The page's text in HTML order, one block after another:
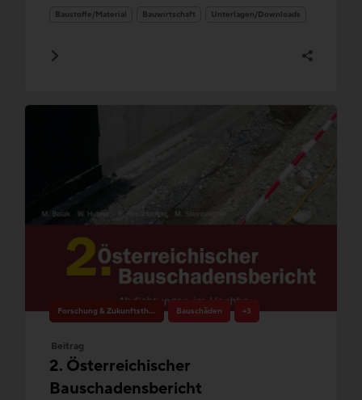
Baustoffe/Material Bauwirtschaft Unterlagen/Downloads
Forschung & Zukunftsthemen Bauschäden +3
Beitrag
2. Österreichischer
Bauschadensbericht